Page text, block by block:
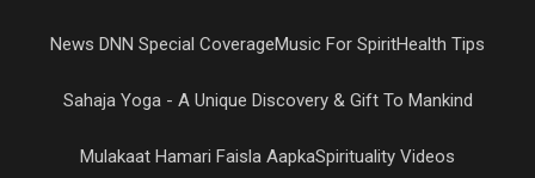
News DNN Special CoverageMusic For SpiritHealth Tips
Sahaja Yoga - A Unique Discovery & Gift To Mankind
Mulakaat Hamari Faisla AapkaSpirituality Videos